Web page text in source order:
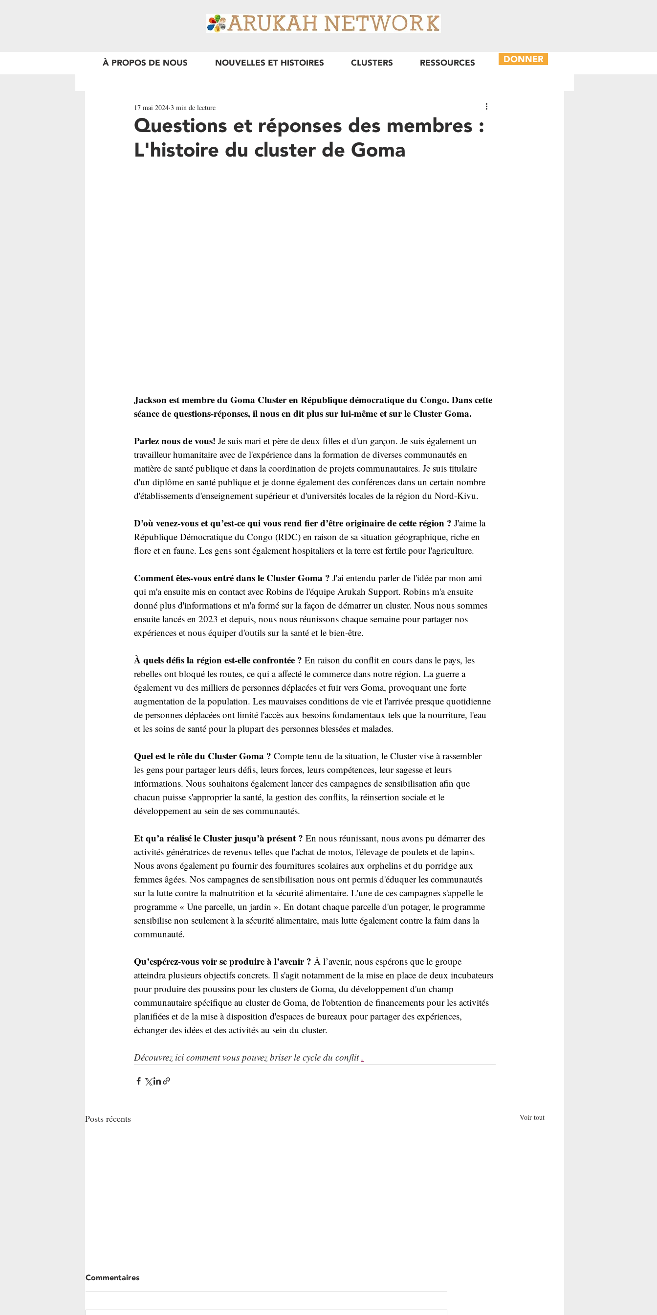
À PROPOS DE NOUS NOUVELLES ET HISTOIRES CLUSTERS RESSOURCES DONNER
Questions et réponses des membres :
L'histoire du cluster de Goma
17 mai 2024 3 min de lecture
Jackson est membre du Goma Cluster en République démocratique du Congo. Dans cette
séance de questions-réponses, il nous en dit plus sur lui-même et sur le Cluster Goma.
Parlez nous de vous! Je suis mari et père de deux filles et d'un garçon. Je suis également un
travailleur humanitaire avec de l'expérience dans la formation de diverses communautés en
matière de santé publique et dans la coordination de projets communautaires. Je suis titulaire
d'un diplôme en santé publique et je donne également des conférences dans un certain nombre
d'établissements d'enseignement supérieur et d'universités locales de la région du Nord-Kivu.
D’où venez-vous et qu’est-ce qui vous rend fier d’être originaire de cette région ? J'aime la
République Démocratique du Congo (RDC) en raison de sa situation géographique, riche en
flore et en faune. Les gens sont également hospitaliers et la terre est fertile pour l'agriculture.
Comment êtes-vous entré dans le Cluster Goma ? J'ai entendu parler de l'idée par mon ami
qui m'a ensuite mis en contact avec Robins de l'équipe Arukah Support. Robins m'a ensuite
donné plus d'informations et m'a formé sur la façon de démarrer un cluster. Nous nous sommes
ensuite lancés en 2023 et depuis, nous nous réunissons chaque semaine pour partager nos
expériences et nous équiper d'outils sur la santé et le bien-être.
À quels défis la région est-elle confrontée ? En raison du conflit en cours dans le pays, les
rebelles ont bloqué les routes, ce qui a affecté le commerce dans notre région. La guerre a
également vu des milliers de personnes déplacées et fuir vers Goma, provoquant une forte
augmentation de la population. Les mauvaises conditions de vie et l'arrivée presque quotidienne
de personnes déplacées ont limité l'accès aux besoins fondamentaux tels que la nourriture, l'eau
et les soins de santé pour la plupart des personnes blessées et malades.
Quel est le rôle du Cluster Goma ? Compte tenu de la situation, le Cluster vise à rassembler
les gens pour partager leurs défis, leurs forces, leurs compétences, leur sagesse et leurs
informations. Nous souhaitons également lancer des campagnes de sensibilisation afin que
chacun puisse s'approprier la santé, la gestion des conflits, la réinsertion sociale et le
développement au sein de ses communautés.
Et qu’a réalisé le Cluster jusqu’à présent ? En nous réunissant, nous avons pu démarrer des
activités génératrices de revenus telles que l'achat de motos, l'élevage de poulets et de lapins.
Nous avons également pu fournir des fournitures scolaires aux orphelins et du porridge aux
femmes âgées. Nos campagnes de sensibilisation nous ont permis d'éduquer les communautés
sur la lutte contre la malnutrition et la sécurité alimentaire. L'une de ces campagnes s'appelle le
programme « Une parcelle, un jardin ». En dotant chaque parcelle d'un potager, le programme
sensibilise non seulement à la sécurité alimentaire, mais lutte également contre la faim dans la
communauté.
Qu’espérez-vous voir se produire à l’avenir ? À l’avenir, nous espérons que le groupe
atteindra plusieurs objectifs concrets. Il s'agit notamment de la mise en place de deux incubateurs
pour produire des poussins pour les clusters de Goma, du développement d'un champ
communautaire spécifique au cluster de Goma, de l'obtention de financements pour les activités
planifiées et de la mise à disposition d'espaces de bureaux pour partager des expériences,
échanger des idées et des activités au sein du cluster.
Découvrez ici comment vous pouvez briser le cycle du conflit .
Posts récents Voir tout
Commentaires